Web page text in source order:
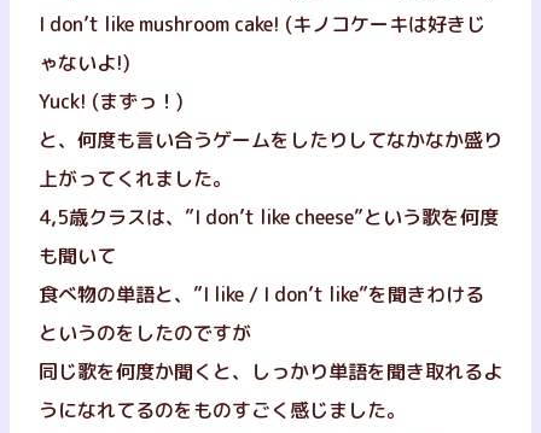
I don’t like mushroom cake! (キノコケーキは好きじ
ゃないよ!)
Yuck! (まずっ！)
と、何度も言い合うゲームをしたりしてなかなか盛り
上がってくれました。
4,5歳クラスは、”I don’t like cheese”という歌を何度
も聞いて
食べ物の単語と、”I like / I don’t like”を聞きわける
というのをしたのですが
同じ歌を何度か聞くと、しっかり単語を聞き取れるよ
うになれてるのをものすごく感じました。